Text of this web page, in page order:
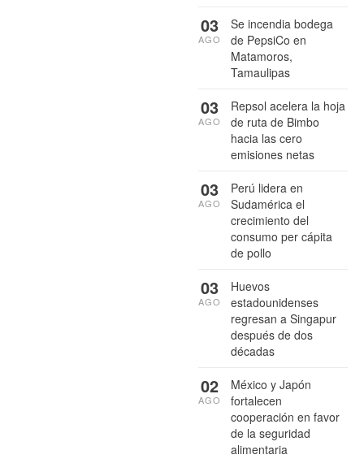
Se incendia bodega
de PepsiCo en
Matamoros,
Tamaulipas
03
AGO
Repsol acelera la hoja
de ruta de Bimbo
hacia las cero
emisiones netas
03
AGO
Perú lidera en
Sudamérica el
crecimiento del
consumo per cápita
de pollo
03
AGO
Huevos
estadounidenses
regresan a Singapur
después de dos
décadas
03
AGO
México y Japón
fortalecen
cooperación en favor
de la seguridad
alimentaria
02
AGO